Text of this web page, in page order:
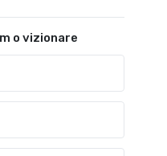
o vizionare